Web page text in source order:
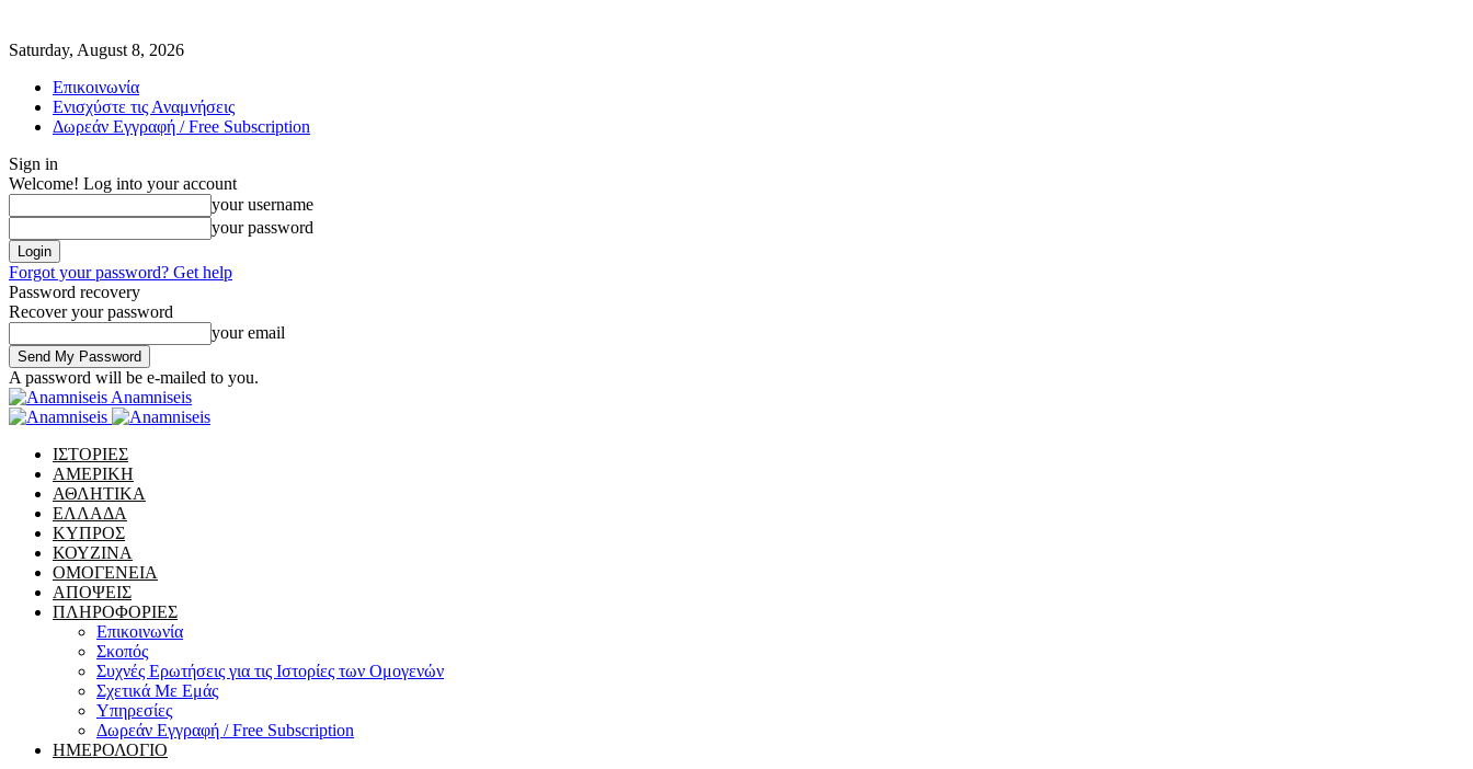
Saturday, August 8, 2026
Επικοινωνία
Ενισχύστε τις Αναμνήσεις
Δωρεάν Εγγραφή / Free Subscription
Sign in
Welcome! Log into your account
your username
your password
Forgot your password? Get help
Password recovery
Recover your password
your email
A password will be e-mailed to you.
Anamniseis
ΙΣΤΟΡΙΕΣ
ΑΜΕΡΙΚΗ
ΑΘΛΗΤΙΚΑ
ΕΛΛΑΔΑ
ΚΥΠΡΟΣ
ΚΟΥΖΙΝΑ
ΟΜΟΓΕΝΕΙΑ
ΑΠΟΨΕΙΣ
ΠΛΗΡΟΦΟΡΙΕΣ
Επικοινωνία
Σκοπός
Συχνές Ερωτήσεις για τις Ιστορίες των Ομογενών
Σχετικά Με Εμάς
Υπηρεσίες
Δωρεάν Εγγραφή / Free Subscription
ΗΜΕΡΟΛΟΓΙΟ